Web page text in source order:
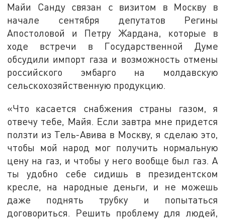
Майи Санду связан с визитом в Москву в
начале сентября депутатов Регины
Апостоловой и Петру Жардана, которые в
ходе встречи в Государственной Думе
обсудили импорт газа и возможность отмены
российского эмбарго на молдавскую
сельскохозяйственную продукцию.
«Что касается снабжения страны газом, я
отвечу тебе, Майя. Если завтра мне придется
ползти из Тель-Авива в Москву, я сделаю это,
чтобы мой народ мог получить нормальную
цену на газ, и чтобы у него вообще был газ. А
ты удобно себе сидишь в президентском
кресле, на народные деньги, и не можешь
даже поднять трубку и попытаться
договориться. Решить проблему для людей,